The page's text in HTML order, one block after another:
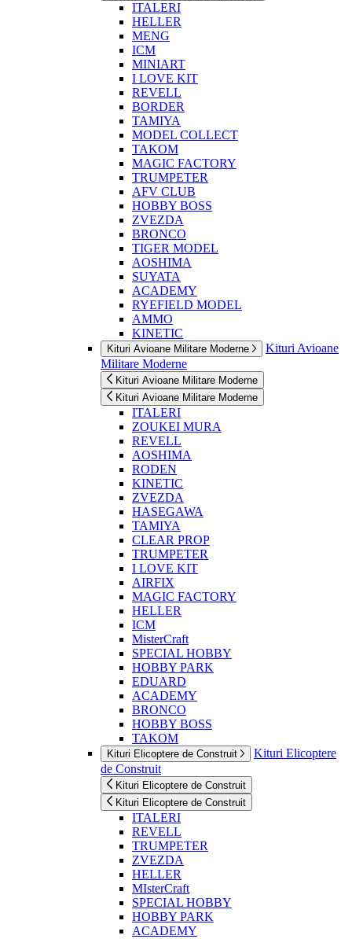
ITALERI
HELLER
MENG
ICM
MINIART
I LOVE KIT
REVELL
BORDER
TAMIYA
MODEL COLLECT
TAKOM
MAGIC FACTORY
TRUMPETER
AFV CLUB
HOBBY BOSS
ZVEZDA
BRONCO
TIGER MODEL
AOSHIMA
SUYATA
ACADEMY
RYEFIELD MODEL
AMMO
KINETIC
Kituri Avioane Militare Moderne
Kituri Avioane
Militare Moderne
Kituri Avioane Militare Moderne
Kituri Avioane Militare Moderne
ITALERI
ZOUKEI MURA
REVELL
AOSHIMA
RODEN
KINETIC
ZVEZDA
HASEGAWA
TAMIYA
CLEAR PROP
TRUMPETER
I LOVE KIT
AIRFIX
MAGIC FACTORY
HELLER
ICM
MisterCraft
SPECIAL HOBBY
HOBBY PARK
EDUARD
ACADEMY
BRONCO
HOBBY BOSS
TAKOM
Kituri Elicoptere de Construit
Kituri Elicoptere
de Construit
Kituri Elicoptere de Construit
Kituri Elicoptere de Construit
ITALERI
REVELL
TRUMPETER
ZVEZDA
HELLER
MIsterCraft
SPECIAL HOBBY
HOBBY PARK
ACADEMY